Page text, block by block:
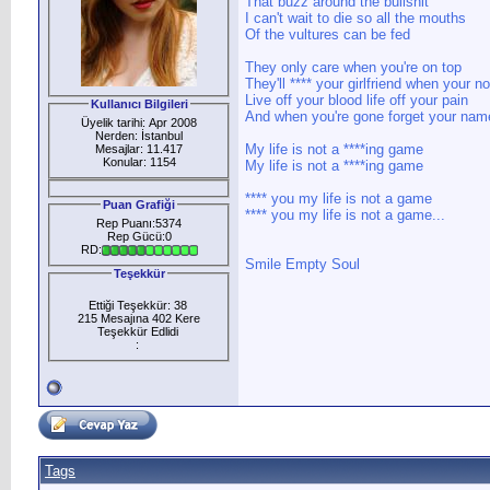
Kullanıcı Bilgileri
Üyelik tarihi: Apr 2008
Nerden: İstanbul
Mesajlar: 11.417
Konular: 1154
Puan Grafiği
Rep Puanı:5374
Rep Gücü:0
RD:
Teşekkür
Ettiği Teşekkür: 38
215 Mesajına 402 Kere
Teşekkür Edlidi
:
I can't wait to die so all the mouths
Of the vultures can be fed
They only care when you're on top
They'll **** your girlfriend when your
Live off your blood life off your pain
And when you're gone forget your
My life is not a ****ing game
My life is not a ****ing game
**** you my life is not a game
**** you my life is not a game...
Smile Empty Soul
Tags